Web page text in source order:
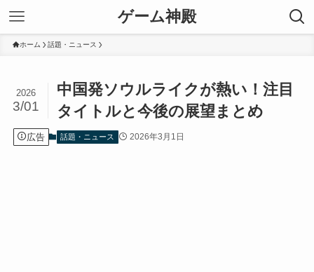
ゲーム神殿
ホーム 話題・ニュース
中国発ソウルライクが熱い！注目
タイトルと今後の展望まとめ
2026
3/01
広告 話題・ニュース 2026年3月1日